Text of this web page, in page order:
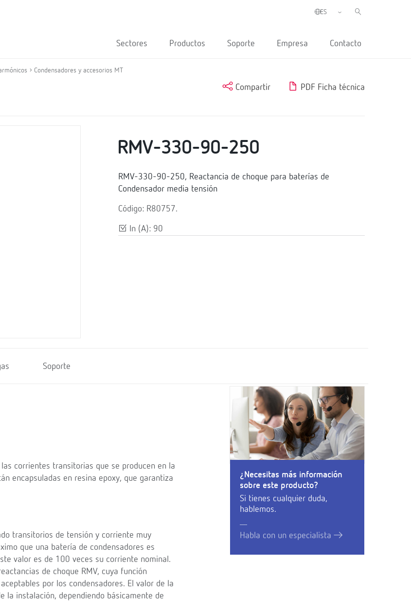
Sectores Productos Soporte Empresa Contacto
Condensadores y accesorios MT
Compartir PDF Ficha técnica
RMV-330-90-250
RMV-330-90-250, Reactancia de choque para baterías de
Condensador media tensión
Código: R80757.
In (A): 90
Soporte
corrientes transitorias que se producen en la
encapsuladas en resina epoxy, que garantiza
transitorios de tensión y corriente muy
que una batería de condensadores es
valor es de 100 veces su corriente nominal.
de choque RMV, cuya función
por los condensadores. El valor de la
la instalación, dependiendo básicamente de
¿Necesitas más información
sobre este producto?
Si tienes cualquier duda,
hablemos.
Habla con un especialista